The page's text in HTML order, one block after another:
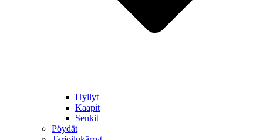
Hyllyt
Kaapit
Senkit
Pöydät